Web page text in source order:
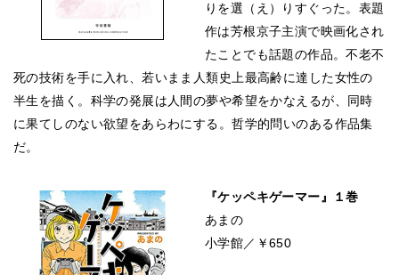
りを選（え）りすぐった。表題
作は芳根京子主演で映画化され
たことでも話題の作品。不老不
死の技術を手に入れ、若いまま人類史上最高齢に達した女性の
半生を描く。科学の発展は人間の夢や希望をかなえるが、同時
に果てしのない欲望をあらわにする。哲学的問いのある作品集
だ。
『ケッペキゲーマー』１巻
あまの
小学館／￥650